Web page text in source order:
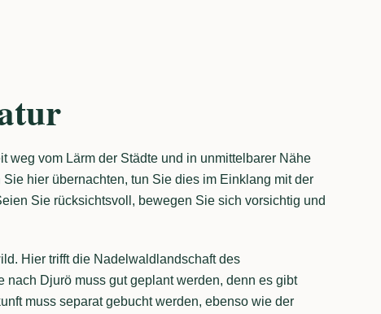
weg vom Lärm der Städte und in unmittelbarer Nähe
hier übernachten, tun Sie dies im Einklang mit der
Sie rücksichtsvoll, bewegen Sie sich vorsichtig und
Hier trifft die Nadelwaldlandschaft des
Djurö muss gut geplant werden, denn es gibt
muss separat gebucht werden, ebenso wie der